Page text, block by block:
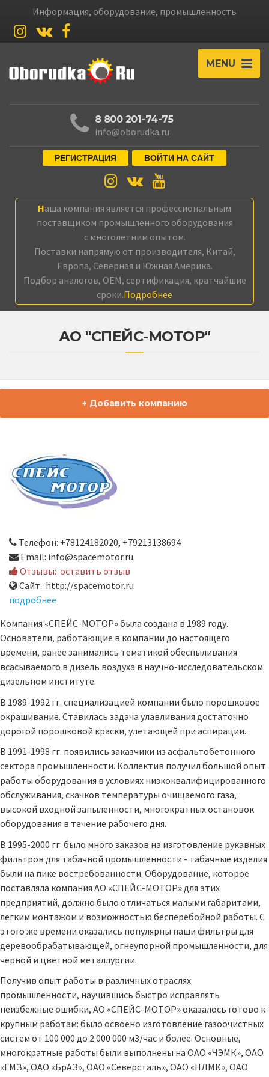
Информация, оборудование, промышленность
MENU
8 800 201-74-75
info@oborudka.ru
РЕГИСТРАЦИЯ ВОЙТИ НА САЙТ
Наша компания является профессиональным
поставщиком промышленного оборудования
с многолетним опытом.
Поставки напрямую от производителя, Китай,
Европа, Северная и Южная Америка.
Подбор аналогов, OEM, сертификация, кратчайшие
сроки.Подробнее
АО "СПЕЙС-МОТОР"
+ Добавить компанию
Телефон: +78124182020, +79213138694
Email: info@spacemotor.ru
Отзывы: оставить отзыв
Сайт: http://spacemotor.ru
подробнее
Компания «СПЕЙС-МОТОР» была создана в 1989 году.
Основатели, работающие в компании до настоящего
времени, ранее занимались тематикой обеспыливания
всасываемого в дизель воздуха в научно-исследовательском
дизельном институте.
В 1989-1992 гг. специализацией компании было порошковое
окрашивание. Ставилась задача улавливания достаточно
дорогой порошковой краски, улетающей при аспирации.
В 1991-1998 гг. появились заказчики из асфальтобетонного
сектора промышленности. Коллектив получил большой опыт
работы оборудования в условиях низкоквалифицированного
обслуживания, скачков температуры очищаемого газа,
высокой входной запыленности, многократных остановок
оборудования в течение рабочего дня.
В 1995-2000 гг. было много заказов на изготовление рукавных
фильтров для табачной промышленности - табачные изделия
были на пике востребованности. Оборудование, которое
поставляла компания АО «СПЕЙС-МОТОР» для этих
предприятий, должно было отличаться малыми габаритами,
легким монтажом и возможностью бесперебойной работы. С
этого же времени оказались популярны наши фильтры для
деревообрабатывающей, огнеупорной промышленности, для
чёрной и цветной металлургии.
Получив опыт работы в различных отраслях
промышленности, научившись быстро исправлять
неизбежные ошибки, АО «СПЕЙС-МОТОР» оказалось готово к
крупным работам: было освоено изготовление газоочистных
систем от 100 000 до 2 000 000 м3/час и более. Основные,
многократные работы были выполнены на ОАО «ЧЭМК», ОАО
«ГМЗ», ОАО «БрАЗ», ОАО «Северсталь», ОАО «НЛМК», ОАО